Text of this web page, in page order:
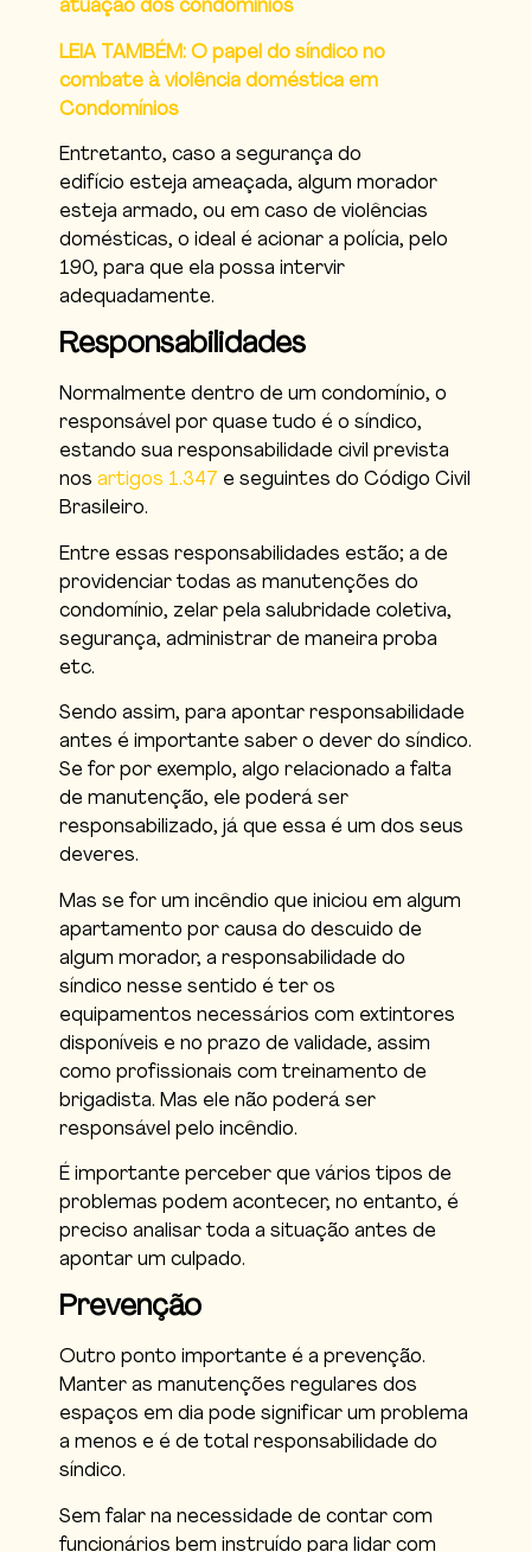
atuação dos condomínios
LEIA TAMBÉM: O papel do síndico no
combate à violência doméstica em
Condomínios
Entretanto, caso a segurança do
edifício esteja ameaçada, algum morador
esteja armado, ou em caso de violências
domésticas, o ideal é acionar a polícia, pelo
190, para que ela possa intervir
adequadamente.
Responsabilidades
Normalmente dentro de um condomínio, o
responsável por quase tudo é o síndico,
estando sua responsabilidade civil prevista
nos artigos 1.347 e seguintes do Código Civil
Brasileiro.
Entre essas responsabilidades estão; a de
providenciar todas as manutenções do
condomínio, zelar pela salubridade coletiva,
segurança, administrar de maneira proba
etc.
Sendo assim, para apontar responsabilidade
antes é importante saber o dever do síndico.
Se for por exemplo, algo relacionado a falta
de manutenção, ele poderá ser
responsabilizado, já que essa é um dos seus
deveres.
Mas se for um incêndio que iniciou em algum
apartamento por causa do descuido de
algum morador, a responsabilidade do
síndico nesse sentido é ter os
equipamentos necessários com extintores
disponíveis e no prazo de validade, assim
como profissionais com treinamento de
brigadista. Mas ele não poderá ser
responsável pelo incêndio.
É importante perceber que vários tipos de
problemas podem acontecer, no entanto, é
preciso analisar toda a situação antes de
apontar um culpado.
Prevenção
Outro ponto importante é a prevenção.
Manter as manutenções regulares dos
espaços em dia pode significar um problema
a menos e é de total responsabilidade do
síndico.
Sem falar na necessidade de contar com
funcionários bem instruído para lidar com